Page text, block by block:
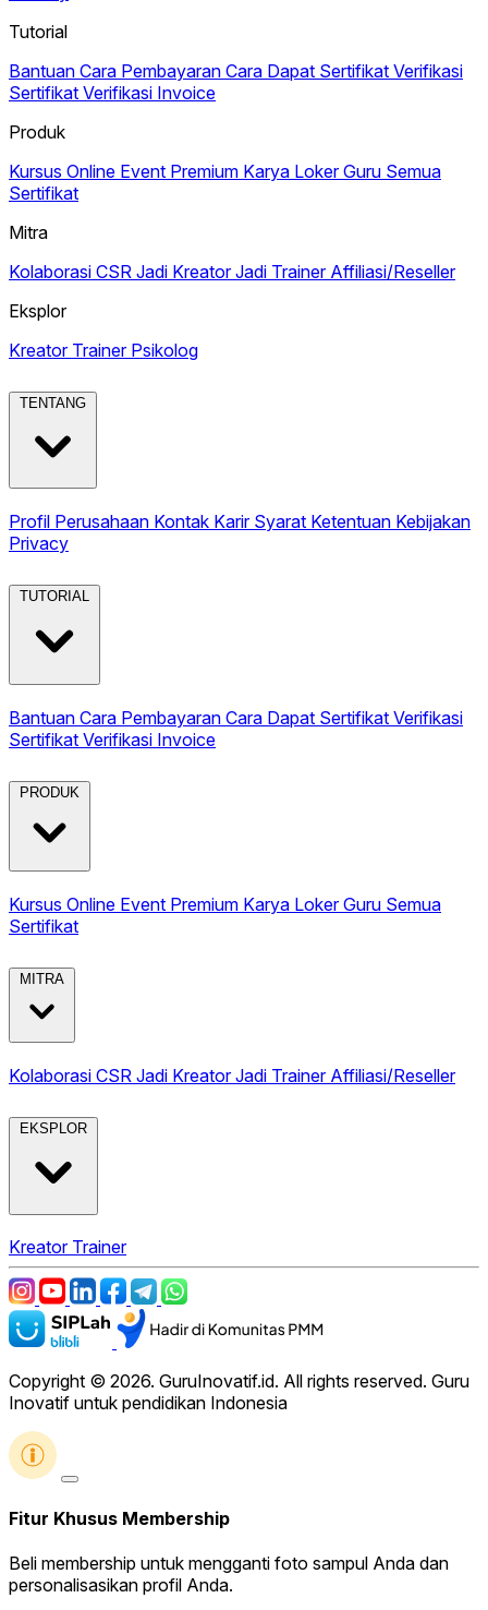
Tutorial
Bantuan Cara Pembayaran Cara Dapat Sertifikat Verifikasi
Sertifikat Verifikasi Invoice
Produk
Kursus Online Event Premium Karya Loker Guru Semua
Sertifikat
Mitra
Kolaborasi CSR Jadi KreatorJadi Trainer Affiliasi/Reseller
Eksplor
Kreator Trainer Psikolog
TENTANG
Profil Perusahaan Kontak Karir Syarat Ketentuan Kebijakan
Privacy
TUTORIAL
Bantuan Cara Pembayaran Cara Dapat Sertifikat Verifikasi
Sertifikat Verifikasi Invoice
PRODUK
Kursus Online Event Premium Karya Loker Guru Semua
Sertifikat
MITRA
Kolaborasi CSR Jadi KreatorJadi Trainer Affiliasi/Reseller
EKSPLOR
Kreator Trainer
Copyright © 2026. GuruInovatif.id. All rights reserved. Guru
Inovatif untuk pendidikan Indonesia
Fitur Khusus Membership
Beli membership untuk mengganti foto sampul Anda dan
personalisasikan profil Anda.